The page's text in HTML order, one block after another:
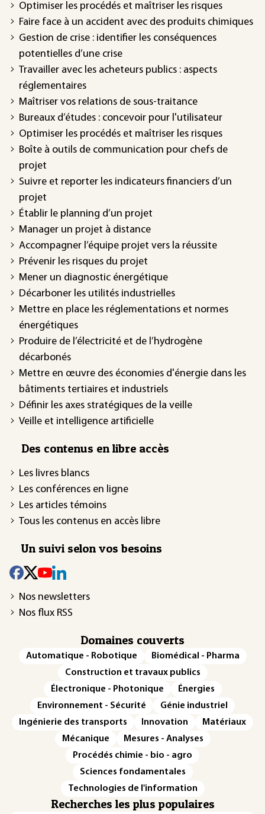
Optimiser les procédés et maîtriser les risques
Faire face à un accident avec des produits chimiques
Gestion de crise : identifier les conséquences
potentielles d’une crise
Travailler avec les acheteurs publics : aspects
réglementaires
Maîtriser vos relations de sous-traitance
Bureaux d’études : concevoir pour l'utilisateur
Optimiser les procédés et maîtriser les risques
Boîte à outils de communication pour chefs de
projet
Suivre et reporter les indicateurs financiers d’un
projet
Établir le planning d’un projet
Manager un projet à distance
Accompagner l’équipe projet vers la réussite
Prévenir les risques du projet
Mener un diagnostic énergétique
Décarboner les utilités industrielles
Mettre en place les réglementations et normes
énergétiques
Produire de l’électricité et de l’hydrogène
décarbonés
Mettre en œuvre des économies d'énergie dans les
bâtiments tertiaires et industriels
Définir les axes stratégiques de la veille
Veille et intelligence artificielle
Des contenus en libre accès
Les livres blancs
Les conférences en ligne
Les articles témoins
Tous les contenus en accès libre
Un suivi selon vos besoins
Nos newsletters
Nos flux RSS
Domaines couverts
Automatique - Robotique
Biomédical - Pharma
Construction et travaux publics
Électronique - Photonique
Énergies
Environnement - Sécurité
Génie industriel
Ingénierie des transports
Innovation
Matériaux
Mécanique
Mesures - Analyses
Procédés chimie - bio - agro
Sciences fondamentales
Technologies de l'information
Recherches les plus populaires